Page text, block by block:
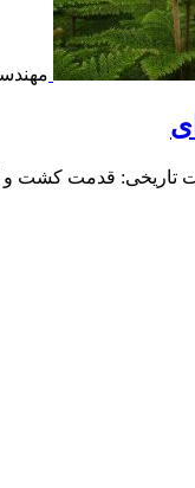
تاریخی: قدمت کشت